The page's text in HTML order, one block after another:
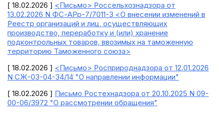
[ 18.02.2026 ] <Письмо> Россельхознадзора от
13.02.2026 N ФС-АРр-7/7011-3 <О внесении изменений в
Реестр организаций и лиц, осуществляющих
производство, переработку и (или) хранение
подконтрольных товаров, ввозимых на таможенную
территорию Таможенного союза>
[ 18.02.2026 ] <Письмо> Росприроднадзора от 12.01.2026
N СЖ-03-04-34/14 "О направлении информации"
[ 18.02.2026 ] Письмо Ростехнадзора от 20.10.2025 N 09-
00-06/3972 "О рассмотрении обращения"